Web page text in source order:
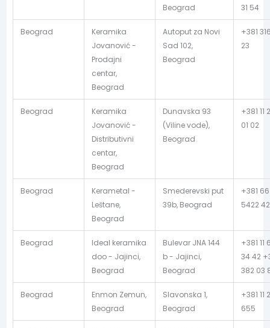
Beograd 31 54
Beograd
Keramika
Jovanović -
Prodajni
centar,
Beograd
Autoput za Novi
Sad 102,
Beograd
+381
23
Beograd
Keramika
Jovanović -
Distributivni
centar,
Beograd
Dunavska 93
(Viline vode),
Beograd
+381 11
01 02
Beograd
Kerametal -
Leštane,
Beograd
Smederevski put
39b, Beograd
+381 66
5422
Beograd
Ideal keramika
doo - Jajinci,
Beograd
Bulevar JNA 144
b - Jajinci,
Beograd
+381 11
34 42
382 03
Beograd
Enmon Zemun,
Beograd
Slavonska 1,
Beograd
+381 11
655